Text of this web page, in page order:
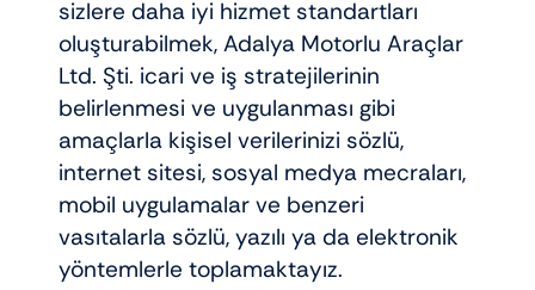
sizlere daha iyi hizmet standartları
oluşturabilmek, Adalya Motorlu Araçlar
Ltd. Şti. icari ve iş stratejilerinin
belirlenmesi ve uygulanması gibi
amaçlarla kişisel verilerinizi sözlü,
internet sitesi, sosyal medya mecraları,
mobil uygulamalar ve benzeri
vasıtalarla sözlü, yazılı ya da elektronik
yöntemlerle toplamaktayız.